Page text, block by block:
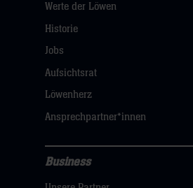
uns
Navigation
öffnen,
hier
Werte der Löwen
Historie
Jobs
Aufsichtsrat
Löwenherz
Ansprechpartner*innen
Business